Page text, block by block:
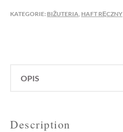
KATEGORIE: BIŻUTERIA, HAFT RĘCZNY
OPIS
Description